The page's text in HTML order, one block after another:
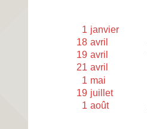
1 janvier
18 avril
19 avril
21 avril
1 mai
19 juillet
1 août